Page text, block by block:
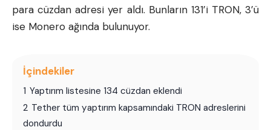
para cüzdan adresi yer aldı. Bunların 131’i TRON, 3’ü
ise Monero ağında bulunuyor.
İçindekiler
1 Yaptırım listesine 134 cüzdan eklendi
2 Tether tüm yaptırım kapsamındaki TRON adreslerini
dondurdu